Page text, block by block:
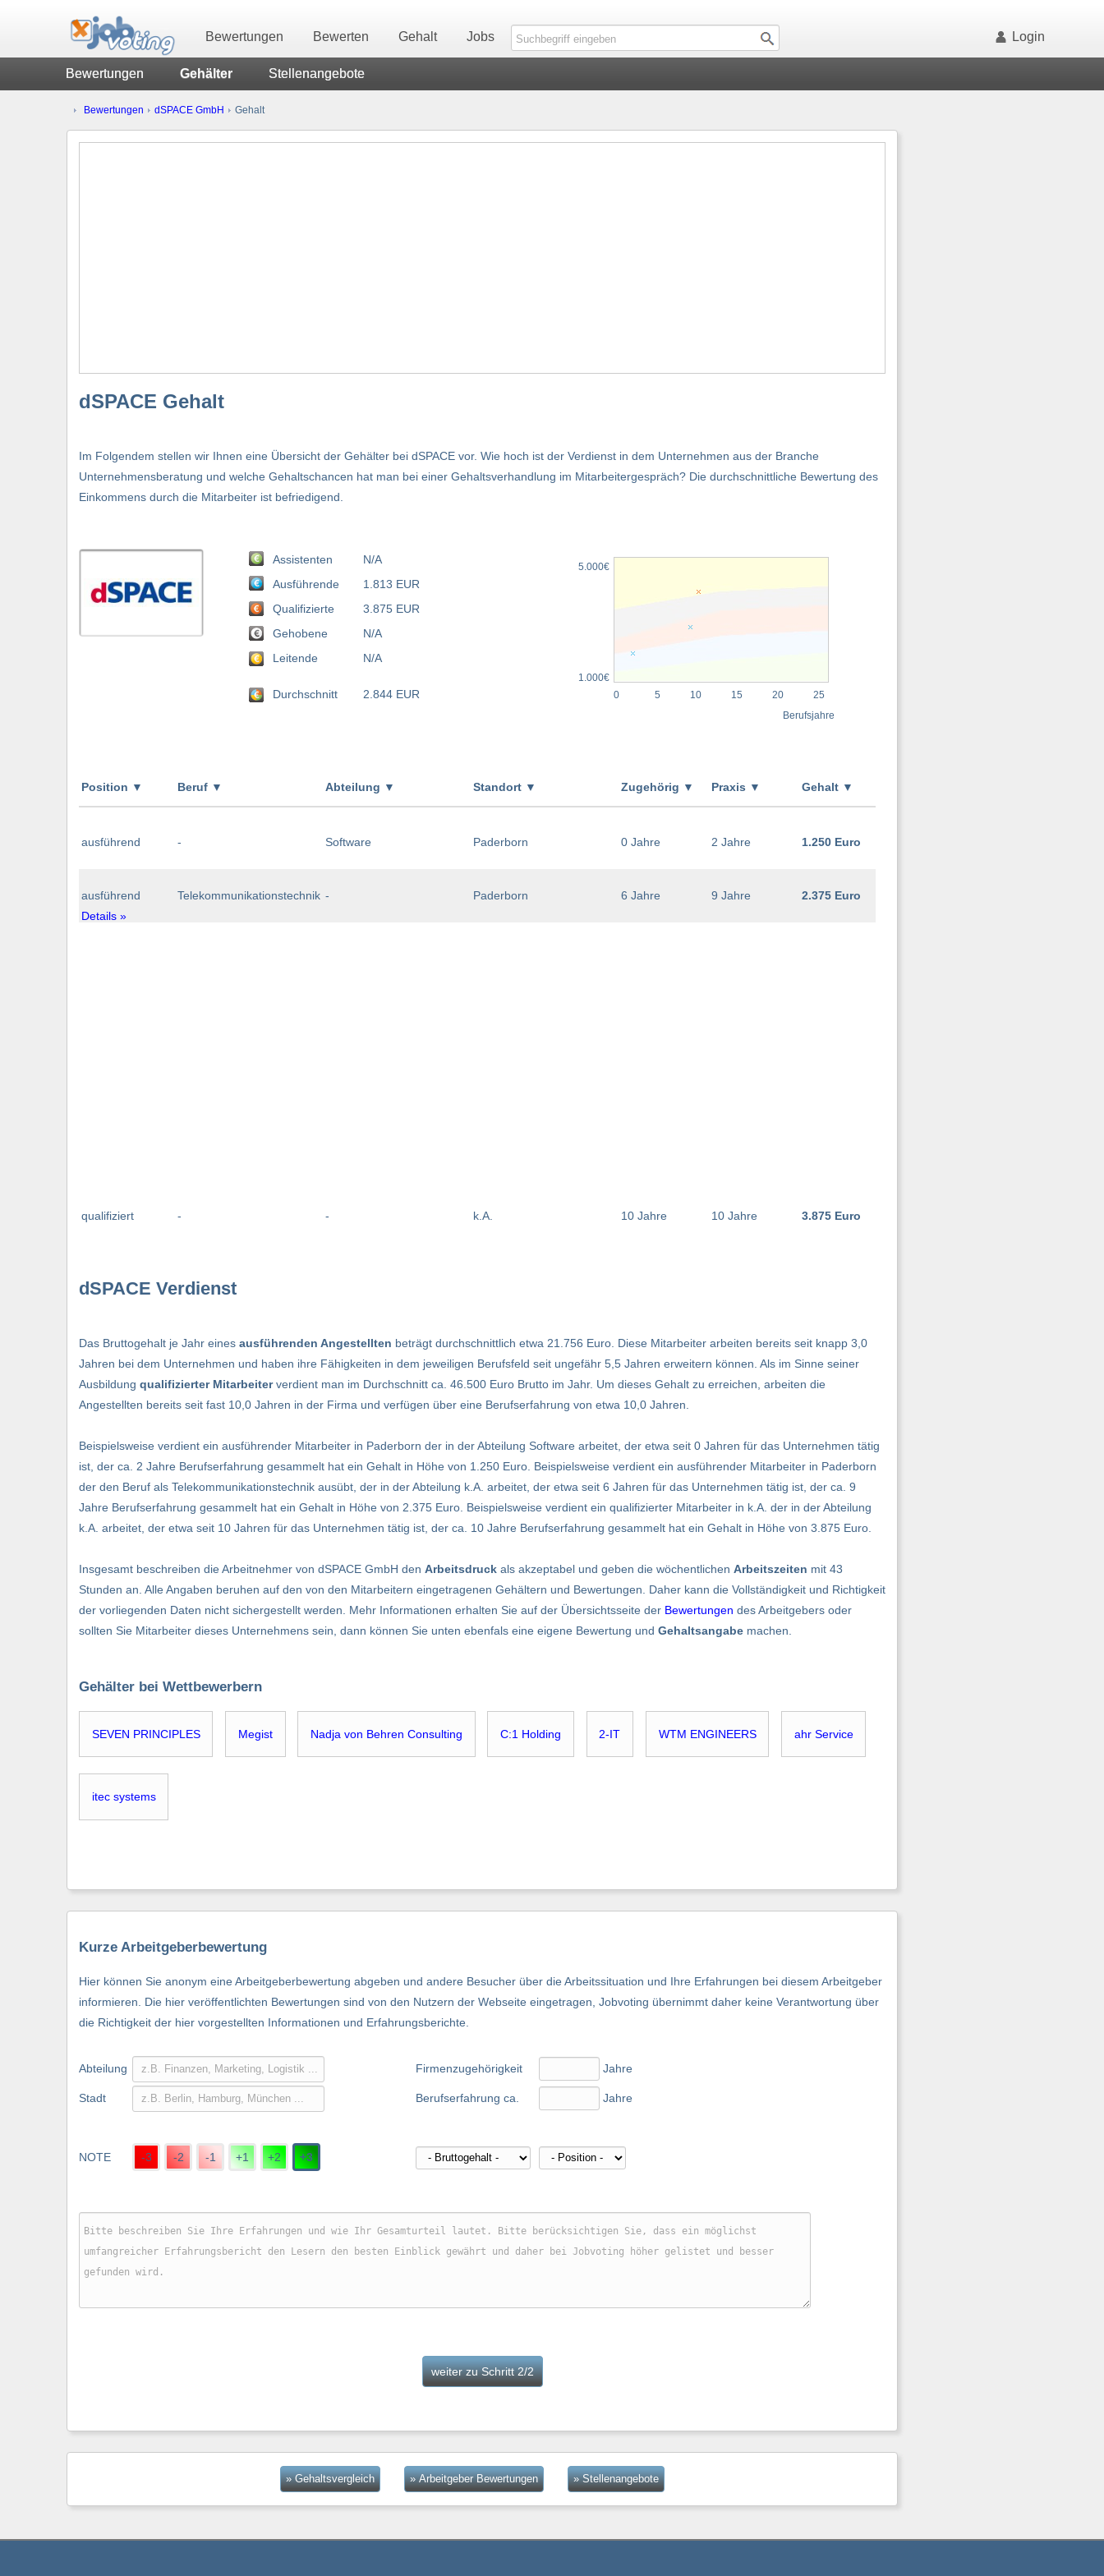
Bewertungen Bewerten Gehalt Jobs Login
Bewertungen Gehälter Stellenangebote
Bewertungen dSPACE GmbH Gehalt
dSPACE Gehalt
Im Folgendem stellen wir Ihnen eine Übersicht der Gehälter bei dSPACE vor. Wie hoch ist der Verdienst in dem Unternehmen aus der Branche
Unternehmensberatung und welche Gehaltschancen hat man bei einer Gehaltsverhandlung im Mitarbeitergespräch? Die durchschnittliche Bewertung des
Einkommens durch die Mitarbeiter ist befriedigend.
Assistenten
Ausführende
Qualifizierte
Gehobene
Leitende
Durchschnitt
N/A
1.813 EUR
3.875 EUR
N/A
N/A
2.844 EUR
5.000€
1.000€
0
5 10 15 20 25
Berufsjahre
Position ▼ Beruf ▼ Abteilung ▼ Standort ▼ Zugehörig ▼ Praxis ▼ Gehalt ▼
ausführend - Software Paderborn 0 Jahre 2 Jahre 1.250 Euro
ausführend
Details »
Telekommunikationstechnik - Paderborn 6 Jahre 9 Jahre 2.375 Euro
qualifiziert - - k.A. 10 Jahre 10 Jahre 3.875 Euro
dSPACE Verdienst
Das Bruttogehalt je Jahr eines ausführenden Angestellten beträgt durchschnittlich etwa 21.756 Euro. Diese Mitarbeiter arbeiten bereits seit knapp 3,0
Jahren bei dem Unternehmen und haben ihre Fähigkeiten in dem jeweiligen Berufsfeld seit ungefähr 5,5 Jahren erweitern können. Als im Sinne seiner
Ausbildung qualifizierter Mitarbeiterverdient man im Durchschnitt ca. 46.500 Euro Brutto im Jahr. Um dieses Gehalt zu erreichen, arbeiten die
Angestellten bereits seit fast 10,0 Jahren in der Firma und verfügen über eine Berufserfahrung von etwa 10,0 Jahren.
Beispielsweise verdient ein ausführender Mitarbeiter in Paderborn der in der Abteilung Software arbeitet, der etwa seit 0 Jahren für das Unternehmen tätig
ist, der ca. 2 Jahre Berufserfahrung gesammelt hat ein Gehalt in Höhe von 1.250 Euro. Beispielsweise verdient ein ausführender Mitarbeiter in Paderborn
der den Beruf als Telekommunikationstechnik ausübt, der in der Abteilung k.A. arbeitet, der etwa seit 6 Jahren für das Unternehmen tätig ist, der ca. 9
Jahre Berufserfahrung gesammelt hat ein Gehalt in Höhe von 2.375 Euro. Beispielsweise verdient ein qualifizierter Mitarbeiter in k.A. der in der Abteilung
k.A. arbeitet, der etwa seit 10 Jahren für das Unternehmen tätig ist, der ca. 10 Jahre Berufserfahrung gesammelt hat ein Gehalt in Höhe von 3.875 Euro.
Insgesamt beschreiben die Arbeitnehmer von dSPACE GmbH den Arbeitsdruck als akzeptabel und geben die wöchentlichen Arbeitszeiten mit 43
Stunden an. Alle Angaben beruhen auf den von den Mitarbeitern eingetragenen Gehältern und Bewertungen. Daher kann die Vollständigkeit und Richtigkeit
der vorliegenden Daten nicht sichergestellt werden. Mehr Informationen erhalten Sie auf der Übersichtsseite der Bewertungen des Arbeitgebers oder
sollten Sie Mitarbeiter dieses Unternehmens sein, dann können Sie unten ebenfals eine eigene Bewertung und Gehaltsangabe machen.
Gehälter bei Wettbewerbern
SEVEN PRINCIPLES Megist Nadja von Behren Consulting C:1 Holding 2-IT WTM ENGINEERS ahr Service
itec systems
Kurze Arbeitgeberbewertung
Hier können Sie anonym eine Arbeitgeberbewertung abgeben und andere Besucher über die Arbeitssituation und Ihre Erfahrungen bei diesem Arbeitgeber
informieren. Die hier veröffentlichten Bewertungen sind von den Nutzern der Webseite eingetragen, Jobvoting übernimmt daher keine Verantwortung über
die Richtigkeit der hier vorgestellten Informationen und Erfahrungsberichte.
Abteilung
Stadt
NOTE -3 -2 -1 +1 +2 +3
Firmenzugehörigkeit
Berufserfahrung ca.
Jahre
Jahre
» Gehaltsvergleich » Arbeitgeber Bewertungen » Stellenangebote